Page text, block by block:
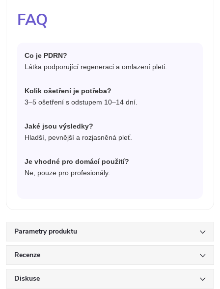
FAQ
Co je PDRN?
Látka podporující regeneraci a omlazení pleti.
Kolik ošetření je potřeba?
3–5 ošetření s odstupem 10–14 dní.
Jaké jsou výsledky?
Hladší, pevnější a rozjasněná pleť.
Je vhodné pro domácí použití?
Ne, pouze pro profesionály.
Parametry produktu
Recenze
Diskuse